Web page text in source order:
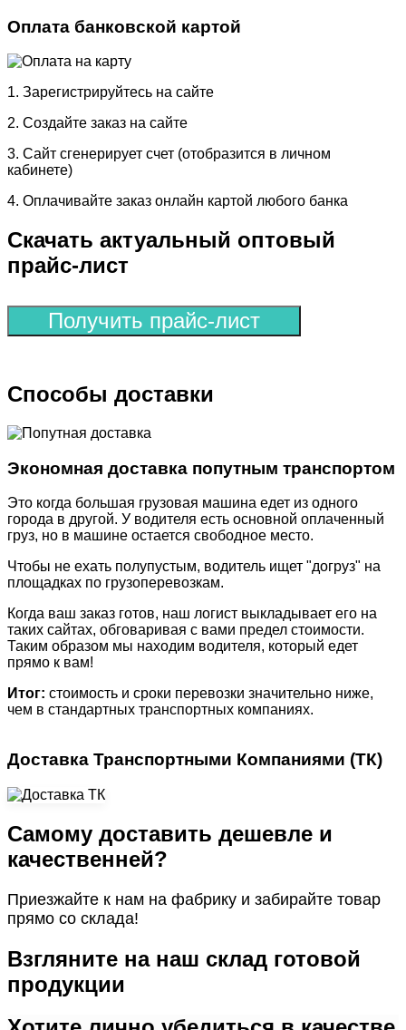
Оплата банковской картой
1. Зарегистрируйтесь на сайте
2. Создайте заказ на сайте
3. Сайт сгенерирует счет (отобразится в личном
кабинете)
4. Оплачивайте заказ онлайн картой любого банка
Скачать актуальный оптовый
прайс-лист
Получить прайс-лист
Способы доставки
Экономная доставка попутным транспортом
Это когда большая грузовая машина едет из одного
города в другой. У водителя есть основной оплаченный
груз, но в машине остается свободное место.
Чтобы не ехать полупустым, водитель ищет "догруз" на
площадках по грузоперевозкам.
Когда ваш заказ готов, наш логист выкладывает его на
таких сайтах, обговаривая с вами предел стоимости.
Таким образом мы находим водителя, который едет
прямо к вам!
Итог: стоимость и сроки перевозки значительно ниже,
чем в стандартных транспортных компаниях.
Доставка Транспортными Компаниями (ТК)
Самому доставить дешевле и
качественней?
Приезжайте к нам на фабрику и забирайте товар
прямо со склада!
Взгляните на наш склад готовой
продукции